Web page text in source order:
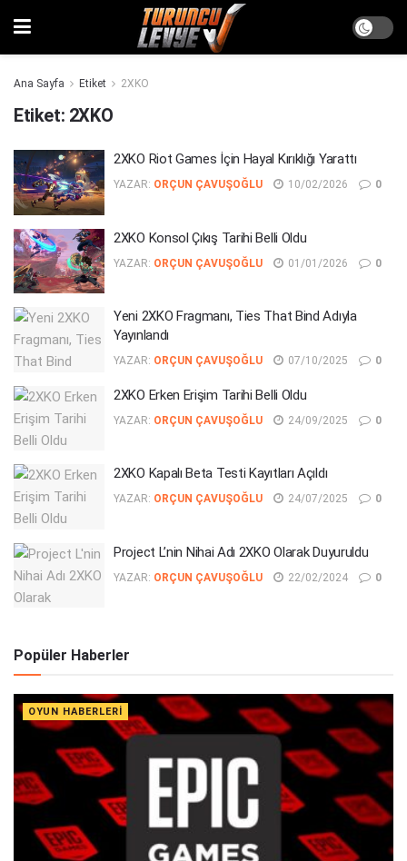
Ana Sayfa Etiket 2XKO
Etiket: 2XKO
2XKO Riot Games İçin Hayal Kırıklığı Yarattı
YAZAR: ORÇUN ÇAVUŞOĞLU 10/02/2026 0
2XKO Konsol Çıkış Tarihi Belli Oldu
YAZAR: ORÇUN ÇAVUŞOĞLU 01/01/2026 0
Yeni 2XKO Fragmanı, Ties That Bind Adıyla
Yayınlandı
YAZAR: ORÇUN ÇAVUŞOĞLU 07/10/2025 0
2XKO Erken Erişim Tarihi Belli Oldu
YAZAR: ORÇUN ÇAVUŞOĞLU 24/09/2025 0
2XKO Kapalı Beta Testi Kayıtları Açıldı
YAZAR: ORÇUN ÇAVUŞOĞLU 24/07/2025 0
Project L’nin Nihai Adı 2XKO Olarak Duyuruldu
YAZAR: ORÇUN ÇAVUŞOĞLU 22/02/2024 0
Popüler Haberler
OYUN HABERLERI